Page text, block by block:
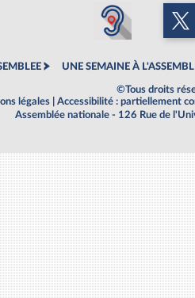
UNE SEMAINE À
©Tous droits
légales
Accessibilité : partiellement
Assemblée nationale - 126 Rue de